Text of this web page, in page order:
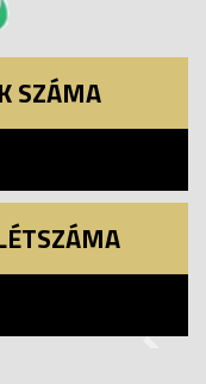
SZÁMA